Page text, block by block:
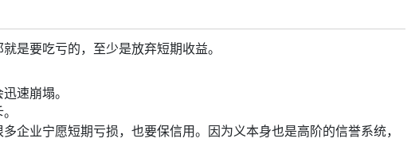
是要吃亏的，至少是放弃短期收益。
速崩塌。
企业宁愿短期亏损，也要保信用。因为义本身也是高阶的信誉系统，